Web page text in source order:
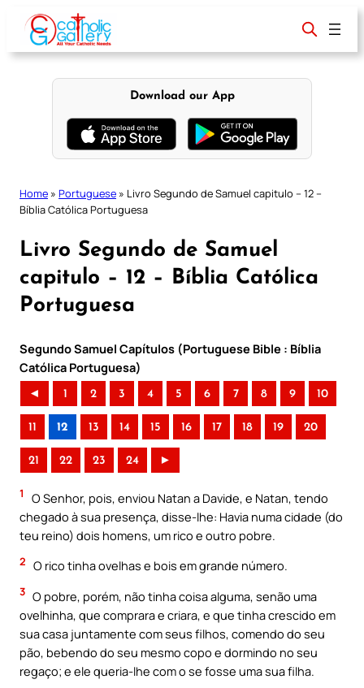
content
Download our App
Home » Portuguese » Livro Segundo de Samuel capitulo – 12 –
Bíblia Católica Portuguesa
Livro Segundo de Samuel
capitulo – 12 – Bíblia Católica
Portuguesa
Segundo Samuel Capítulos (Portuguese Bible : Bíblia
Católica Portuguesa)
◄ 1 2 3 4 5 6 7 8 9 10
11 12 13 14 15 16 17 18 19 20
21 22 23 24 ►
1
O Senhor, pois, enviou Natan a Davide, e Natan, tendo
chegado à sua presença, disse-lhe: Havia numa cidade (do
teu reino) dois homens, um rico e outro pobre.
2 O rico tinha ovelhas e bois em grande número.
3 O pobre, porém, não tinha coisa alguma, senão uma
ovelhinha, que comprara e criara, e que tinha crescido em
sua casa juntamente com seus filhos, comendo do seu
pão, bebendo do seu mesmo copo e dormindo no seu
regaço; e ele queria-lhe com o se fosse uma sua filha.